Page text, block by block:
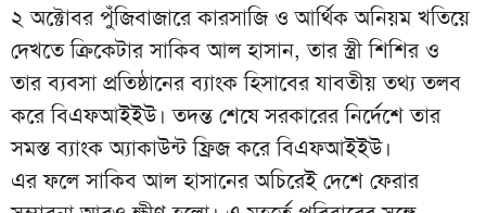
২ অক্টোবর পুঁজিবাজারে কারসাজি ও আর্থিক অনিয়ম খতিয়ে
দেখতে ক্রিকেটার সাকিব আল হাসান, তার স্ত্রী শিশির ও
তার ব্যবসা প্রতিষ্ঠানের ব্যাংক হিসাবের যাবতীয় তথ্য তলব
করে বিএফআইইউ। তদন্ত শেষে সরকারের নির্দেশে তার
সমস্ত ব্যাংক অ্যাকাউন্ট ফ্রিজ করে বিএফআইইউ।
এর ফলে সাকিব আল হাসানের অচিরেই দেশে ফেরার